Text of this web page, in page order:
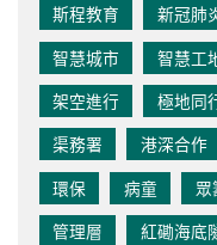
斯程教育
新冠肺
智慧城市
智慧工
架空進行
極地同
渠務署
港深合作
環保
病童 眾
管理層
紅磡海底